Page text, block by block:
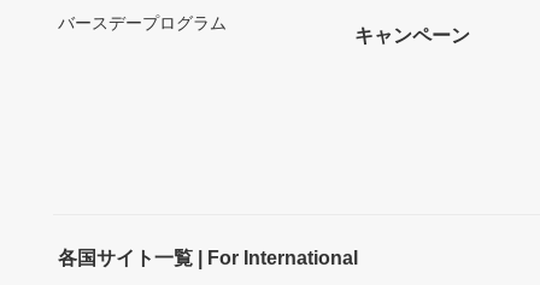
バースデープログラム
キャンペーン
各国サイト一覧 | For International